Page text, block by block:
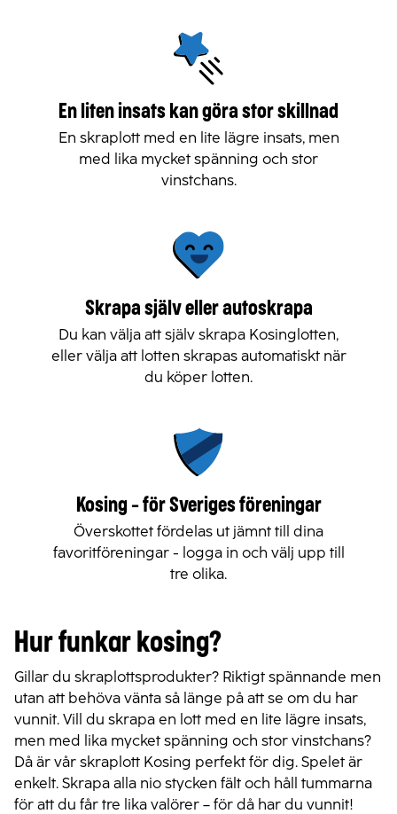
En liten insats kan göra stor skillnad
En skraplott med en lite lägre insats, men
med lika mycket spänning och stor
vinstchans.
Skrapa själv eller autoskrapa
Du kan välja att själv skrapa Kosinglotten,
eller välja att lotten skrapas automatiskt när
du köper lotten.
Kosing - för Sveriges föreningar
Överskottet fördelas ut jämnt till dina
favoritföreningar - logga in och välj upp till
tre olika.
Hur funkar kosing?
Gillar du skraplottsprodukter? Riktigt spännande men
utan att behöva vänta så länge på att se om du har
vunnit. Vill du skrapa en lott med en lite lägre insats,
men med lika mycket spänning och stor vinstchans?
Då är vår skraplott Kosing perfekt för dig. Spelet är
enkelt. Skrapa alla nio stycken fält och håll tummarna
för att du får tre lika valörer – för då har du vunnit!